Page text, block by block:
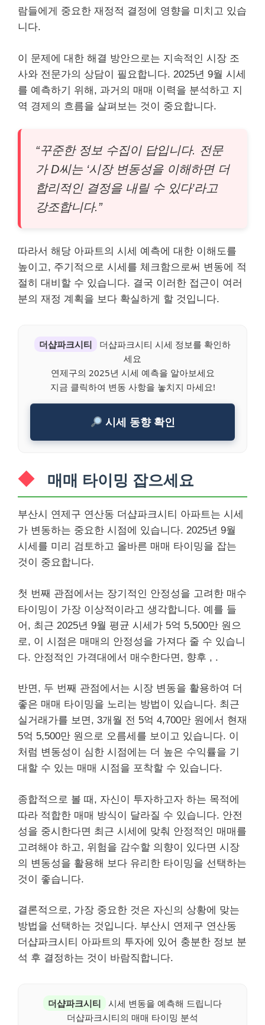
람들에게 중요한 재정적 결정에 영향을 미치고 있습
니다.
이 문제에 대한 해결 방안으로는 지속적인 시장 조
사와 전문가의 상담이 필요합니다. 2025년 9월 시세
를 예측하기 위해, 과거의 매매 이력을 분석하고 지
역 경제의 흐름을 살펴보는 것이 중요합니다.
“꾸준한 정보 수집이 답입니다. 전문
가 D씨는 ‘시장 변동성을 이해하면 더
합리적인 결정을 내릴 수 있다’라고
강조합니다.”
따라서 해당 아파트의 시세 예측에 대한 이해도를
높이고, 주기적으로 시세를 체크함으로써 변동에 적
절히 대비할 수 있습니다. 결국 이러한 접근이 여러
분의 재정 계획을 보다 확실하게 할 것입니다.
더샵파크시티
더샵파크시티 시세 정보를 확인하
세요
연제구의 2025년 시세 예측을 알아보세요
지금 클릭하여 변동 사항을 놓치지 마세요!
시세 동향 확인
매매 타이밍 잡으세요
부산시 연제구 연산동 더샵파크시티 아파트는 시세
가 변동하는 중요한 시점에 있습니다. 2025년 9월
시세를 미리 검토하고 올바른 매매 타이밍을 잡는
것이 중요합니다.
첫 번째 관점에서는 장기적인 안정성을 고려한 매수
타이밍이 가장 이상적이라고 생각합니다. 예를 들
어, 최근 2025년 9월 평균 시세가 5억 5,500만 원으
로, 이 시점은 매매의 안정성을 가져다 줄 수 있습니
다. 안정적인 가격대에서 매수한다면, 향후 , .
반면, 두 번째 관점에서는 시장 변동을 활용하여 더
좋은 매매 타이밍을 노리는 방법이 있습니다. 최근
실거래가를 보면, 3개월 전 5억 4,700만 원에서 현재
5억 5,500만 원으로 오름세를 보이고 있습니다. 이
처럼 변동성이 심한 시점에는 더 높은 수익률을 기
대할 수 있는 매매 시점을 포착할 수 있습니다.
종합적으로 볼 때, 자신이 투자하고자 하는 목적에
따라 적합한 매매 방식이 달라질 수 있습니다. 안전
성을 중시한다면 최근 시세에 맞춰 안정적인 매매를
고려해야 하고, 위험을 감수할 의향이 있다면 시장
의 변동성을 활용해 보다 유리한 타이밍을 선택하는
것이 좋습니다.
결론적으로, 가장 중요한 것은 자신의 상황에 맞는
방법을 선택하는 것입니다. 부산시 연제구 연산동
더샵파크시티 아파트의 투자에 있어 충분한 정보 분
석 후 결정하는 것이 바람직합니다.
더샵파크시티
시세 변동을 예측해 드립니다
더샵파크시티의 매매 타이밍 분석